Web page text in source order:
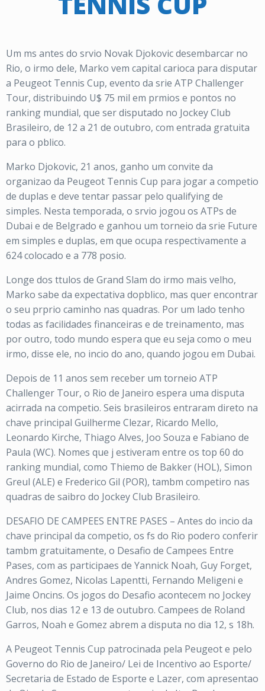
Um ms antes do srvio Novak Djokovic desembarcar no
Rio, o irmo dele, Marko vem capital carioca para disputar
a Peugeot Tennis Cup, evento da srie ATP Challenger
Tour, distribuindo U$ 75 mil em prmios e pontos no
ranking mundial, que ser disputado no Jockey Club
Brasileiro, de 12 a 21 de outubro, com entrada gratuita
para o pblico.
Marko Djokovic, 21 anos, ganho um convite da
organizao da Peugeot Tennis Cup para jogar a competio
de duplas e deve tentar passar pelo qualifying de
simples. Nesta temporada, o srvio jogou os ATPs de
Dubai e de Belgrado e ganhou um torneio da srie Future
em simples e duplas, em que ocupa respectivamente a
624 colocado e a 778 posio.
Longe dos ttulos de Grand Slam do irmo mais velho,
Marko sabe da expectativa dopblico, mas quer encontrar
o seu prprio caminho nas quadras. Por um lado tenho
todas as facilidades financeiras e de treinamento, mas
por outro, todo mundo espera que eu seja como o meu
irmo, disse ele, no incio do ano, quando jogou em Dubai.
Depois de 11 anos sem receber um torneio ATP
Challenger Tour, o Rio de Janeiro espera uma disputa
acirrada na competio. Seis brasileiros entraram direto na
chave principal Guilherme Clezar, Ricardo Mello,
Leonardo Kirche, Thiago Alves, Joo Souza e Fabiano de
Paula (WC). Nomes que j estiveram entre os top 60 do
ranking mundial, como Thiemo de Bakker (HOL), Simon
Greul (ALE) e Frederico Gil (POR), tambm competiro nas
quadras de saibro do Jockey Club Brasileiro.
DESAFIO DE CAMPEES ENTRE PASES – Antes do incio da
chave principal da competio, os fs do Rio podero conferir
tambm gratuitamente, o Desafio de Campees Entre
Pases, com as participaes de Yannick Noah, Guy Forget,
Andres Gomez, Nicolas Lapentti, Fernando Meligeni e
Jaime Oncins. Os jogos do Desafio acontecem no Jockey
Club, nos dias 12 e 13 de outubro. Campees de Roland
Garros, Noah e Gomez abrem a disputa no dia 12, s 18h.
A Peugeot Tennis Cup patrocinada pela Peugeot e pelo
Governo do Rio de Janeiro/ Lei de Incentivo ao Esporte/
Secretaria de Estado de Esporte e Lazer, com apresentao